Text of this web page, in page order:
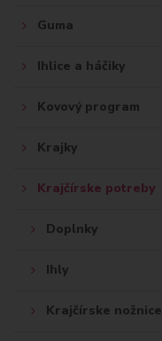
Guma
Ihlice a háčiky
Kovový program
Krajky
Krajčírske potreby
Doplnky
Ihly
Krajčírske nožnice